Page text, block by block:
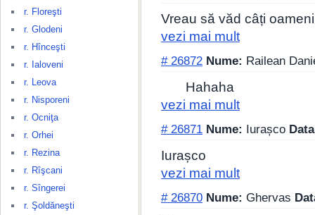
r. Floreşti
r. Glodeni
r. Hînceşti
r. Ialoveni
r. Leova
r. Nisporeni
r. Ocniţa
r. Orhei
r. Rezina
r. Rîşcani
r. Sîngerei
r. Şoldăneşti
Vreau să văd câți
vezi mai mult
# 26872 Nume: Railean
Hahaha
vezi mai mult
# 26871 Nume: Iurașco
Iurașco
vezi mai mult
# 26870 Nume: Ghervas